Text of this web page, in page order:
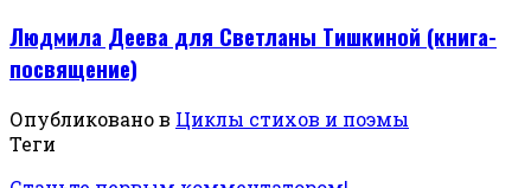
Людмила Деева для Светланы Тишкиной (книга-
посвящение)
Опубликовано в Циклы стихов и поэмы
Теги